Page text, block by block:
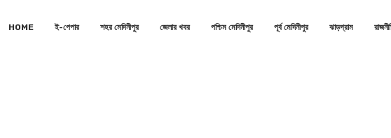
HOME ই-পেপার শহর মেদিনীপুর জেলার খবর পশ্চিম মেদিনীপুর পূর্ব মেদিনীপুর ঝাড়গ্রাম